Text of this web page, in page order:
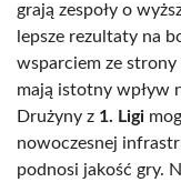
grają zespoły o
lepsze rezultaty na
wsparciem ze
mają istotny wpływ
Drużyny z 1. Ligi
nowoczesnej
podnosi jakość gry.